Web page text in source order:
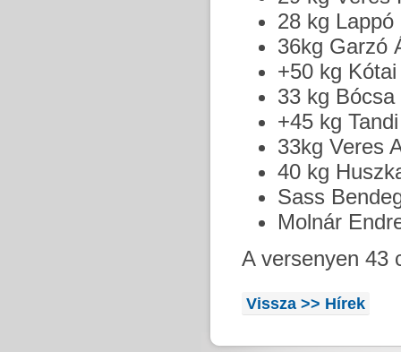
28 kg
36kg Garzó
+50 kg
33 kg
+45 kg
33kg Veres
40 kg
Sass
Molnár
A versenyen 43
Vissza >> Hírek